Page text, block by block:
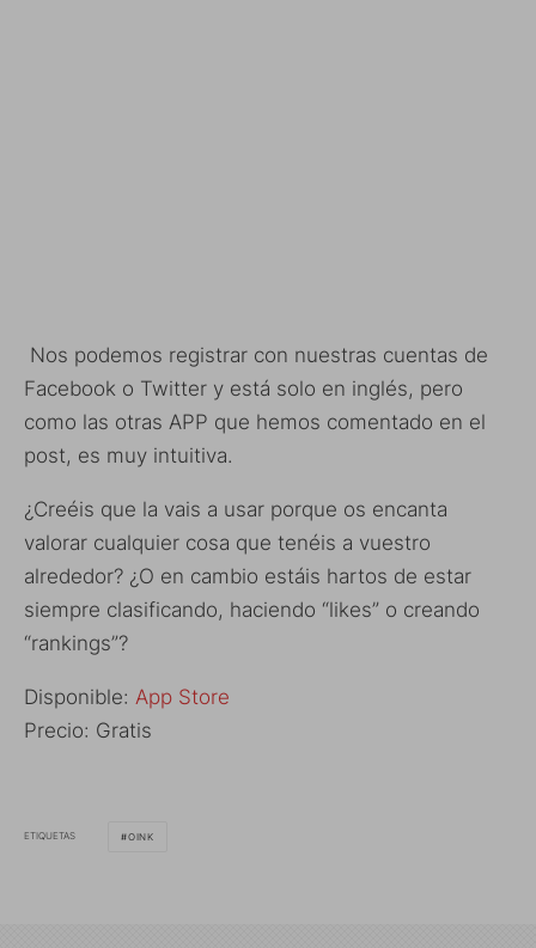
Nos podemos registrar con nuestras cuentas de
Facebook o Twitter y está solo en inglés, pero
como las otras APP que hemos comentado en el
post, es muy intuitiva.
¿Creéis que la vais a usar porque os encanta
valorar cualquier cosa que tenéis a vuestro
alrededor? ¿O en cambio estáis hartos de estar
siempre clasificando, haciendo “likes” o creando
“rankings”?
Disponible: App Store
Precio: Gratis
ETIQUETAS OINK